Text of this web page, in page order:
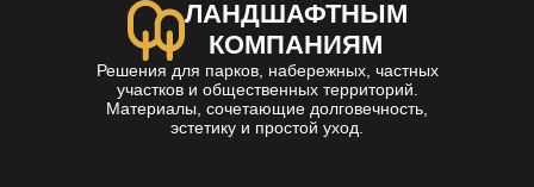
ЛАНДШАФТНЫМ
КОМПАНИЯМ
Решения для парков, набережных, частных
участков и общественных территорий.
Материалы, сочетающие долговечность,
эстетику и простой уход.